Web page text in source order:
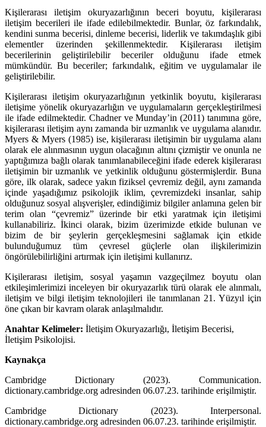
Kişilerarası iletişim okuryazarlığının beceri boyutu, kişilerarası
iletişim becerileri ile ifade edilebilmektedir. Bunlar, öz farkındalık,
kendini sunma becerisi, dinleme becerisi, liderlik ve takımdaşlık gibi
elementler üzerinden şekillenmektedir. Kişilerarası iletişim
becerilerinin geliştirilebilir beceriler olduğunu ifade etmek
mümkündür. Bu beceriler; farkındalık, eğitim ve uygulamalar ile
geliştirilebilir.
Kişilerarası iletişim okuryazarlığının yetkinlik boyutu, kişilerarası
iletişime yönelik okuryazarlığın ve uygulamaların gerçekleştirilmesi
ile ifade edilmektedir. Chadner ve Munday’in (2011) tanımına göre,
kişilerarası iletişim aynı zamanda bir uzmanlık ve uygulama alanıdır.
Myers & Myers (1985) ise, kişilerarası iletişimin bir uygulama alanı
olarak ele alınmasının uygun olacağının altını çizmiştir ve onunla ne
yaptığımıza bağlı olarak tanımlanabileceğini ifade ederek kişilerarası
iletişimin bir uzmanlık ve yetkinlik olduğunu göstermişlerdir. Buna
göre, ilk olarak, sadece yakın fiziksel çevremiz değil, aynı zamanda
içinde yaşadığımız psikolojik iklim, çevremizdeki insanlar, sahip
olduğunuz sosyal alışverişler, edindiğimiz bilgiler anlamına gelen bir
terim olan “çevremiz” üzerinde bir etki yaratmak için iletişimi
kullanabiliriz. İkinci olarak, bizim üzerimizde etkide bulunan ve
bizim de bir şeylerin gerçekleşmesini sağlamak için etkide
bulunduğumuz tüm çevresel güçlerle olan ilişkilerimizin
öngörülebilirliğini artırmak için iletişimi kullanırız.
Kişilerarası iletişim, sosyal yaşamın vazgeçilmez boyutu olan
etkileşimlerimizi inceleyen bir okuryazarlık türü olarak ele alınmalı,
iletişim ve bilgi iletişim teknolojileri ile tanımlanan 21. Yüzyıl için
öne çıkan bir kavram olarak anlaşılmalıdır.
Anahtar Kelimeler: İletişim Okuryazarlığı, İletişim Becerisi,
İletişim Psikolojisi.
Kaynakça
Cambridge Dictionary (2023). Communication.
dictionary.cambridge.org adresinden 06.07.23. tarihinde erişilmiştir.
Cambridge Dictionary (2023). Interpersonal.
dictionary.cambridge.org adresinden 06.07.23. tarihinde erişilmiştir.